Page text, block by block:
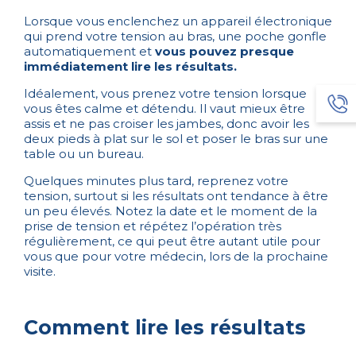
Lorsque vous enclenchez un appareil électronique
qui prend votre tension au bras, une poche gonfle
automatiquement et vous pouvez presque
immédiatement lire les résultats.
Idéalement, vous prenez votre tension lorsque
vous êtes calme et détendu. Il vaut mieux être
assis et ne pas croiser les jambes, donc avoir les
deux pieds à plat sur le sol et poser le bras sur une
table ou un bureau.
Quelques minutes plus tard, reprenez votre
tension, surtout si les résultats ont tendance à être
un peu élevés. Notez la date et le moment de la
prise de tension et répétez l’opération très
régulièrement, ce qui peut être autant utile pour
vous que pour votre médecin, lors de la prochaine
visite.
Comment lire les résultats